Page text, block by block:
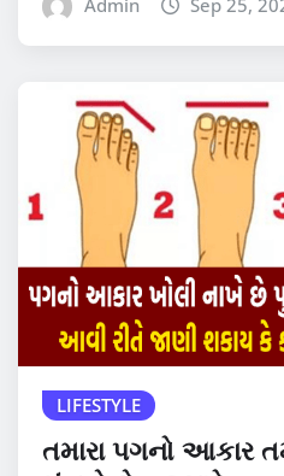
Admin Sep 25,
LIFESTYLE
તમારા પગનો આકાર